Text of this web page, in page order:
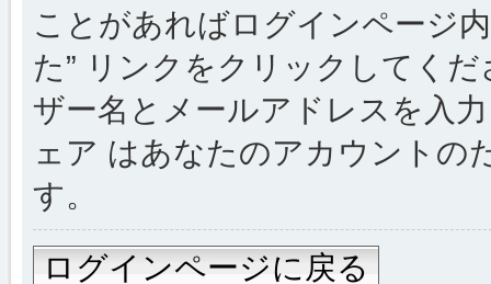
ことがあればログインページ
た” リンクをクリックしてく
ザー名とメールアドレスを入
ェア はあなたのアカウントの
す。
ログインページに戻る